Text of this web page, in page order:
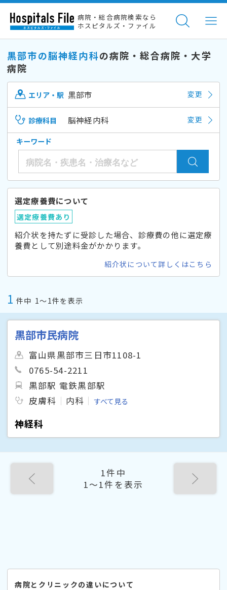
病院・総合病院検索なら
ホスピタルズ・ファイル
黒部市の脳神経内科の病院・総合病院・大学
病院
エリア・駅 黒部市 変更
診療科目 脳神経内科 変更
キーワード
選定療養費について
選定療養費あり
紹介状を持たずに受診した場合、診療費の他に選定療
養費として別途料金がかかります。
紹介状について詳しくはこちら
1 件中 1〜1件を表示
黒部市民病院
富山県黒部市三日市1108-1
0765-54-2211
黒部駅 電鉄黒部駅
皮膚科
内科 すべて見る
神経科
1件中
1〜1件を表示
病院とクリニックの違いについて